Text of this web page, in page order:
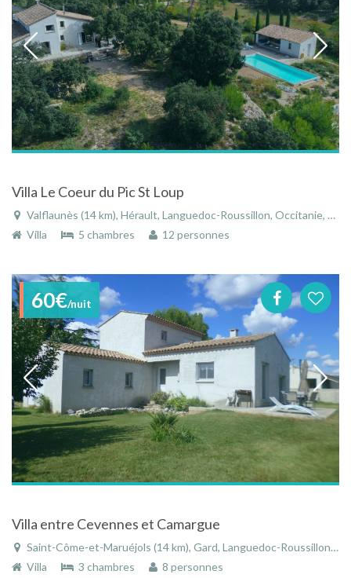
Villa Le Coeur du Pic St Loup
Valflaunès (14 km), Hérault, Languedoc-Roussillon, Occitanie, France
Villa
5 chambres 12 personnes
60€/nuit
Villa entre Cevennes et Camargue
Saint-Côme-et-Maruéjols (14 km), Gard, Languedoc-Roussillon, Occitanie, France
Villa
3 chambres 8 personnes